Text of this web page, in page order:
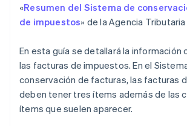
«Resumen del Sistema de
de impuestos» de la Agencia Tributaria
En esta guía se detallará la información
las facturas de impuestos. En el
conservación de facturas, las facturas
deben tener tres ítems además de las
ítems que suelen aparecer.